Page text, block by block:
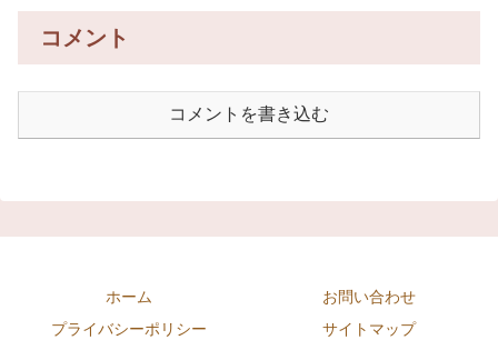
コメント
コメントを書き込む
ホーム
お問い合わせ
プライバシーポリシー
サイトマップ